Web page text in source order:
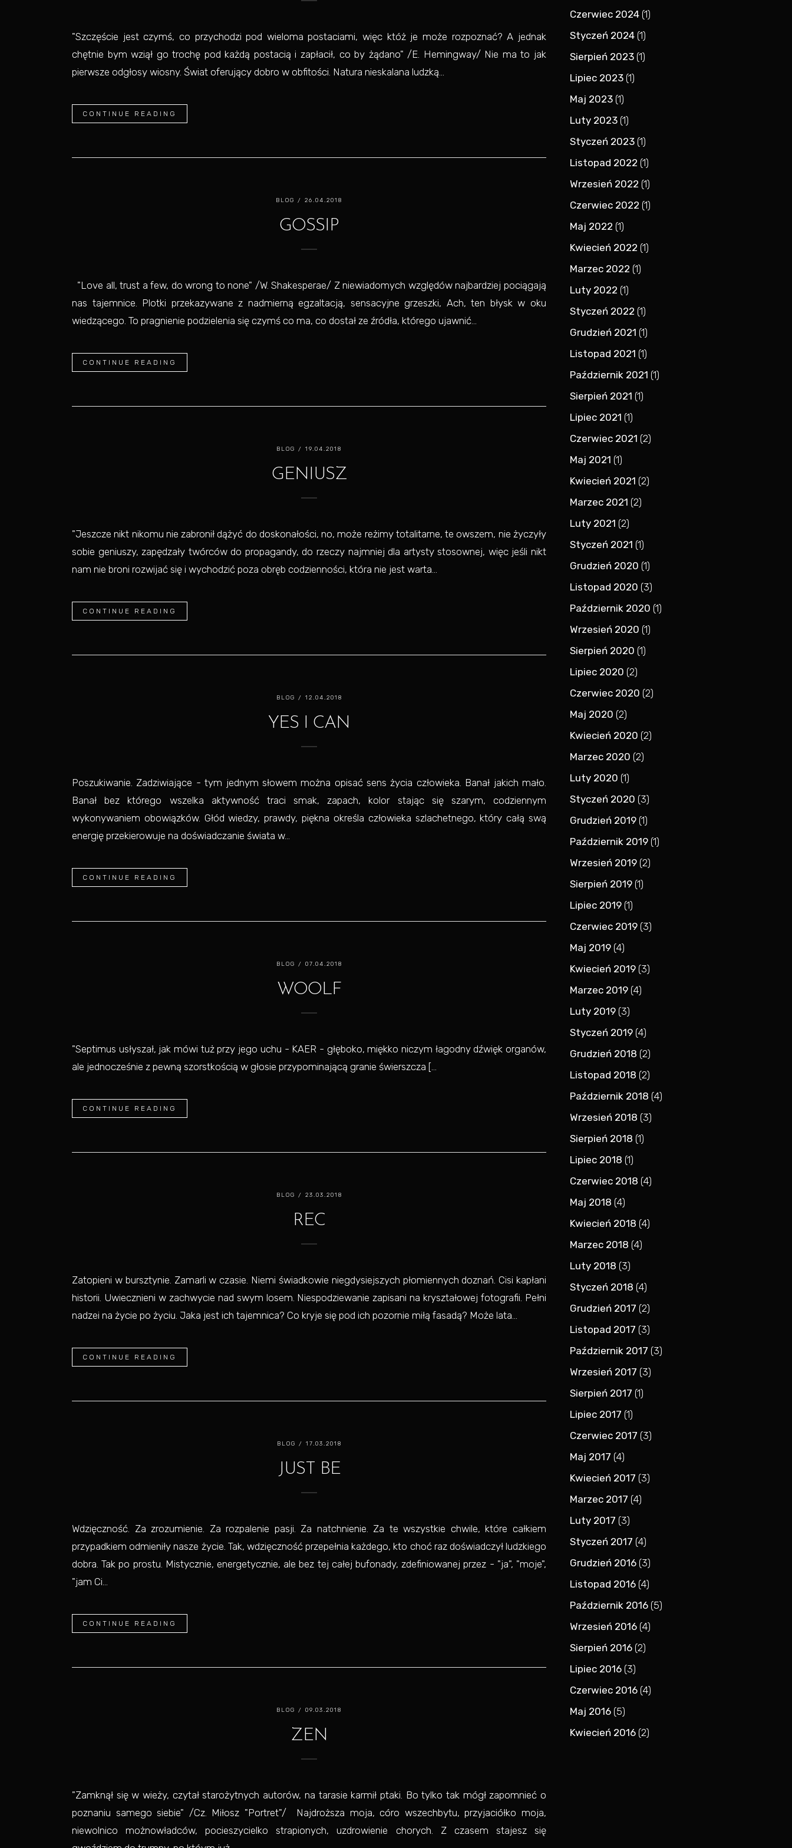
"Szczęście jest czymś, co przychodzi pod wieloma postaciami, więc któż je może rozpoznać? A jednak
chętnie bym wziął go trochę pod każdą postacią i zapłacił, co by żądano" /E. Hemingway/ Nie ma to jak
pierwsze odgłosy wiosny. Świat oferujący dobro w obfitości. Natura nieskalana ludzką...
CONTINUE READING
BLOG / 26.04.2018
GOSSIP
"Love all, trust a few, do wrong to none" /W. Shakesperae/ Z niewiadomych względów najbardziej pociągają
nas tajemnice. Plotki przekazywane z nadmierną egzaltacją, sensacyjne grzeszki, Ach, ten błysk w oku
wiedzącego. To pragnienie podzielenia się czymś co ma, co dostał ze źródła, którego ujawnić...
CONTINUE READING
BLOG / 19.04.2018
GENIUSZ
"Jeszcze nikt nikomu nie zabronił dążyć do doskonałości, no, może reżimy totalitarne, te owszem, nie życzyły
sobie geniuszy, zapędzały twórców do propagandy, do rzeczy najmniej dla artysty stosownej, więc jeśli nikt
nam nie broni rozwijać się i wychodzić poza obręb codzienności, która nie jest warta...
CONTINUE READING
BLOG / 12.04.2018
YES I CAN
Poszukiwanie. Zadziwiające - tym jednym słowem można opisać sens życia człowieka. Banał jakich mało.
Banał bez którego wszelka aktywność traci smak, zapach, kolor stając się szarym, codziennym
wykonywaniem obowiązków. Głód wiedzy, prawdy, piękna określa człowieka szlachetnego, który całą swą
energię przekierowuje na doświadczanie świata w...
CONTINUE READING
BLOG / 07.04.2018
WOOLF
"Septimus usłyszał, jak mówi tuż przy jego uchu - KAER - głęboko, miękko niczym łagodny dźwięk organów,
ale jednocześnie z pewną szorstkością w głosie przypominającą granie świerszcza [...
CONTINUE READING
BLOG / 23.03.2018
REC
Zatopieni w bursztynie. Zamarli w czasie. Niemi świadkowie niegdysiejszych płomiennych doznań. Cisi kapłani
historii. Uwiecznieni w zachwycie nad swym losem. Niespodziewanie zapisani na kryształowej fotografii. Pełni
nadzei na życie po życiu. Jaka jest ich tajemnica? Co kryje się pod ich pozornie miłą fasadą? Może lata...
CONTINUE READING
BLOG / 17.03.2018
JUST BE
Wdzięczność. Za zrozumienie. Za rozpalenie pasji. Za natchnienie. Za te wszystkie chwile, które całkiem
przypadkiem odmieniły nasze życie. Tak, wdzięczność przepełnia każdego, kto choć raz doświadczył ludzkiego
dobra. Tak po prostu. Mistycznie, energetycznie, ale bez tej całej bufonady, zdefiniowanej przez - "ja", "moje",
"jam Ci...
CONTINUE READING
BLOG / 09.03.2018
ZEN
"Zamknął się w wieży, czytał starożytnych autorów, na tarasie karmił ptaki. Bo tylko tak mógł zapomnieć o
poznaniu samego siebie" /Cz. Miłosz "Portret"/ Najdroższa moja, córo wszechbytu, przyjaciółko moja,
niewolnico możnowładców, pocieszycielko strapionych, uzdrowienie chorych. Z czasem stajesz się
Czerwiec 2024 (1)
Styczeń 2024 (1)
Sierpień 2023 (1)
Lipiec 2023 (1)
Maj 2023 (1)
Luty 2023 (1)
Styczeń 2023 (1)
Listopad 2022 (1)
Wrzesień 2022 (1)
Czerwiec 2022 (1)
Maj 2022 (1)
Kwiecień 2022 (1)
Marzec 2022 (1)
Luty 2022 (1)
Styczeń 2022 (1)
Grudzień 2021 (1)
Listopad 2021 (1)
Październik 2021 (1)
Sierpień 2021 (1)
Lipiec 2021 (1)
Czerwiec 2021 (2)
Maj 2021 (1)
Kwiecień 2021 (2)
Marzec 2021 (2)
Luty 2021 (2)
Styczeń 2021 (1)
Grudzień 2020 (1)
Listopad 2020 (3)
Październik 2020 (1)
Wrzesień 2020 (1)
Sierpień 2020 (1)
Lipiec 2020 (2)
Czerwiec 2020 (2)
Maj 2020 (2)
Kwiecień 2020 (2)
Marzec 2020 (2)
Luty 2020 (1)
Styczeń 2020 (3)
Grudzień 2019 (1)
Październik 2019 (1)
Wrzesień 2019 (2)
Sierpień 2019 (1)
Lipiec 2019 (1)
Czerwiec 2019 (3)
Maj 2019 (4)
Kwiecień 2019 (3)
Marzec 2019 (4)
Luty 2019 (3)
Styczeń 2019 (4)
Grudzień 2018 (2)
Listopad 2018 (2)
Październik 2018 (4)
Wrzesień 2018 (3)
Sierpień 2018 (1)
Lipiec 2018 (1)
Czerwiec 2018 (4)
Maj 2018 (4)
Kwiecień 2018 (4)
Marzec 2018 (4)
Luty 2018 (3)
Styczeń 2018 (4)
Grudzień 2017 (2)
Listopad 2017 (3)
Październik 2017 (3)
Wrzesień 2017 (3)
Sierpień 2017 (1)
Lipiec 2017 (1)
Czerwiec 2017 (3)
Maj 2017 (4)
Kwiecień 2017 (3)
Marzec 2017 (4)
Luty 2017 (3)
Styczeń 2017 (4)
Grudzień 2016 (3)
Listopad 2016 (4)
Październik 2016 (5)
Wrzesień 2016 (4)
Sierpień 2016 (2)
Lipiec 2016 (3)
Czerwiec 2016 (4)
Maj 2016 (5)
Kwiecień 2016 (2)